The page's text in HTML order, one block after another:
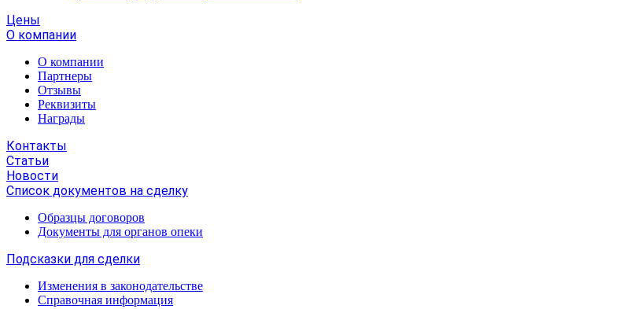
Цены
О компании
О компании
Партнеры
Отзывы
Реквизиты
Награды
Контакты
Статьи
Новости
Список документов на сделку
Образцы договоров
Документы для органов опеки
Подсказки для сделки
Изменения в законодательстве
Справочная информация